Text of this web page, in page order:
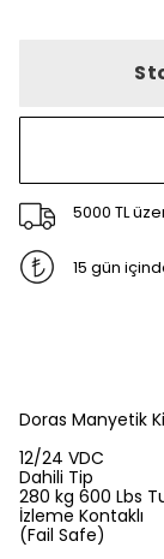
5000 TL
15 gün
Doras Manyetik
12/24 VDC
Dahili Tip
280 kg 600 Lbs
İzleme Kontaklı
(Fail Safe)